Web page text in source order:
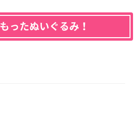
ったぬいぐるみ！